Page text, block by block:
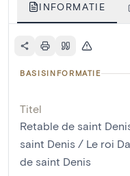
INFORMATIE
BASISINFORMATIE
Titel
Retable de saint
saint Denis / Le roi
de saint Denis